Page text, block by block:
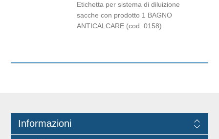
Etichetta per sistema di diluizione
sacche con prodotto 1 BAGNO
ANTICALCARE (cod. 0158)
Informazioni